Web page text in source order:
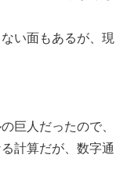
い面もあるが、現
巨人だったので、
計算だが、数字通